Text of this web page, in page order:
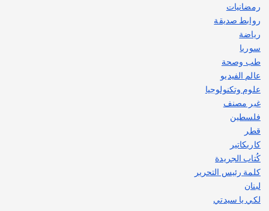
رمضانيات
روابط صديقة
رياضة
سوريا
طب وصحة
عالم الفيديو
علوم وتكنولوجيا
غير مصنف
فلسطين
قطر
كاريكاتير
كُتاب الجريدة
كلمة رئيس التحرير
لبنان
لكي يا سيدتي